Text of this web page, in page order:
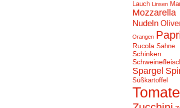
Lauch Linsen
Mozzarella
Nudeln
Orangen
Rucola Sahne
Schinken
Spargel
Süßkartoffel